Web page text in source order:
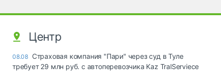
Центр
08.08 Страховая компания "Пари" через суд в Туле
требует 29 млн руб. с автоперевозчика Kaz TralServiece